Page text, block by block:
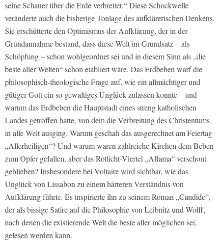
seine Schauer über die Erde verbreitet.“ Diese Schockwelle
veränderte auch die bisherige Tonlage des aufklärerischen Denkens.
Sie erschütterte den Optimismus der Aufklärung, der in der
Grundannahme bestand, dass diese Welt im Grundsatz – als
Schöpfung – schon wohlgeordnet sei und in diesem Sinn als „die
beste aller Welten“ schon etabliert wäre. Das Erdbeben warf die
philosophisch-theologische Frage auf, wie ein allmächtiger und
gütiger Gott ein so gewaltiges Unglück zulassen konnte – und
warum das Erdbeben die Hauptstadt eines streng katholischen
Landes getroffen hatte, von dem die Verbreitung des Christentums
in alle Welt ausging. Warum geschah das ausgerechnet am Feiertag
„Allerheiligen“? Und warum waren zahlreiche Kirchen dem Beben
zum Opfer gefallen, aber das Rotlicht-Viertel „Alfama“ verschont
geblieben? Insbesondere bei Voltaire wird sichtbar, wie das
Unglück von Lissabon zu einem härteren Verständnis von
Aufklärung führte. Es inspirierte ihn zu seinem Roman „Candide“,
der als bissige Satire auf die Philosophie von Leibnitz und Wolff,
nach denen die existierende Welt die beste aller möglichen sei,
gelesen werden kann.